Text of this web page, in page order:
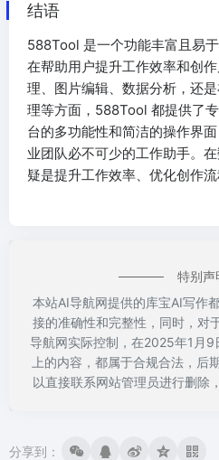
结语
588Tool 是一个功能丰富且易
在帮助用户提升工作效率和创
理、图片编辑、数据分析，还
理等方面，588Tool 都提供了
台的多功能性和简洁的操作界
业团队必不可少的工作助手。
疑是提升工作效率、优化创作流
特别声
本站AI导航网提供的库宝AI写作
接的准确性和完整性，同时，对
导航网实际控制，在2025年1月
上的内容，都属于合规合法，后
以直接联系网站管理员进行删除
分享到：